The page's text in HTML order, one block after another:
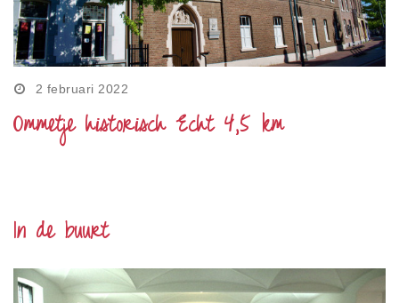
2 februari 2022
Ommetje historisch Echt 4,5 km
In de buurt